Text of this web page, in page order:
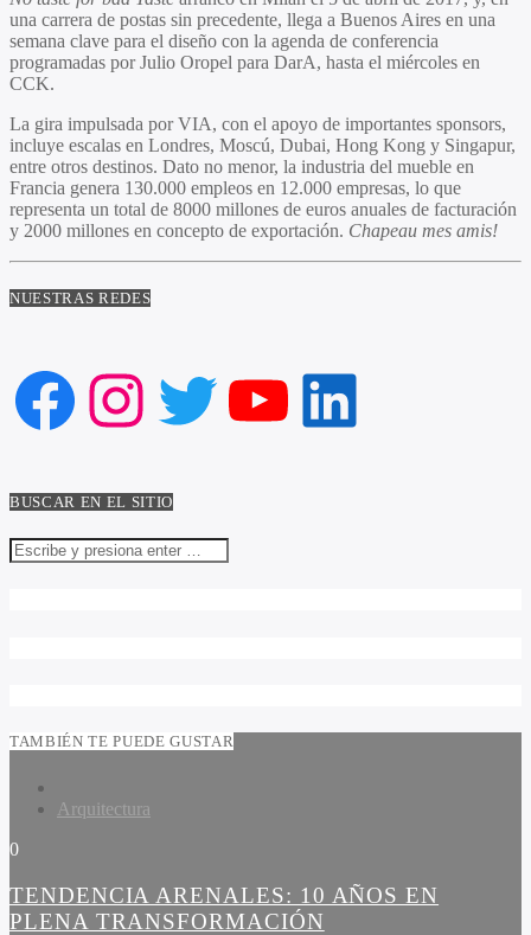
una carrera de postas sin precedente, llega a Buenos Aires en una
semana clave para el diseño con la agenda de conferencia
programadas por Julio Oropel para DarA, hasta el miércoles en
CCK.
La gira impulsada por VIA, con el apoyo de importantes sponsors,
incluye escalas en Londres, Moscú, Dubai, Hong Kong y Singapur,
entre otros destinos. Dato no menor, la industria del mueble en
Francia genera 130.000 empleos en 12.000 empresas, lo que
representa un total de 8000 millones de euros anuales de facturación
y 2000 millones en concepto de exportación. Chapeau mes amis!
NUESTRAS REDES
Facebook
Instagram
Twitter
YouTube
LinkedIn
BUSCAR EN EL SITIO
TAMBIÉN TE PUEDE GUSTAR
Arquitectura
0
TENDENCIA ARENALES: 10 AÑOS EN
PLENA TRANSFORMACIÓN